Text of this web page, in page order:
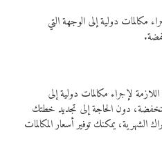
للاتصال إجراء مكالمات دولية إلى الوجهة التي
لإجراء مكالمات دولية إلى
دون الحاجة إلى تجديد خطتك
يمكنك توفير أسعار المكالمات